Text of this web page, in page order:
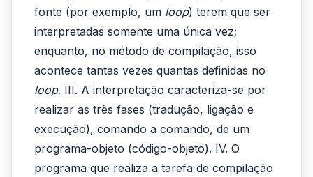
fonte (por exemplo, um loop) terem que ser
interpretadas somente uma única vez;
enquanto, no método de compilação, isso
acontece tantas vezes quantas definidas no
loop. III. A interpretação caracteriza-se por
realizar as três fases (tradução, ligação e
execução), comando a comando, de um
programa-objeto (código-objeto). IV. O
programa que realiza a tarefa de compilação